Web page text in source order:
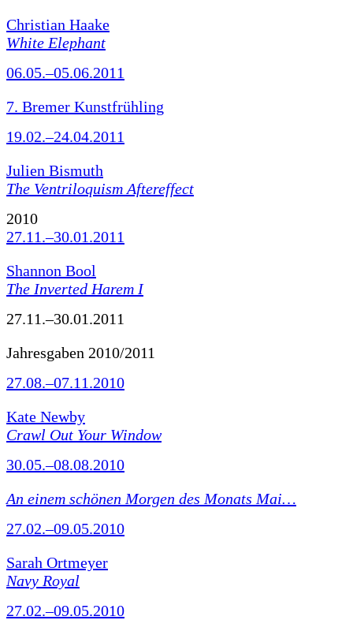
Christian Haake
White Elephant
06.05.–05.06.2011
7. Bremer Kunstfrühling
19.02.–24.04.2011
Julien Bismuth
The Ventriloquism Aftereffect
2010
27.11.–30.01.2011
Shannon Bool
The Inverted Harem I
27.11.–30.01.2011
Jahresgaben 2010/2011
27.08.–07.11.2010
Kate Newby
Crawl Out Your Window
30.05.–08.08.2010
An einem schönen Morgen des Monats Mai…
27.02.–09.05.2010
Sarah Ortmeyer
Navy Royal
27.02.–09.05.2010